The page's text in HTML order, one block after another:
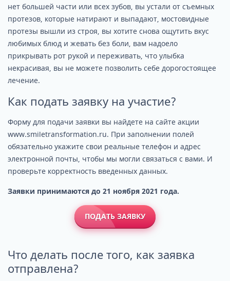
нет большей части или всех зубов, вы устали от съемных
протезов, которые натирают и выпадают, мостовидные
протезы вышли из строя, вы хотите снова ощутить вкус
любимых блюд и жевать без боли, вам надоело
прикрывать рот рукой и переживать, что улыбка
некрасивая, вы не можете позволить себе дорогостоящее
лечение.
Как подать заявку на участие?
Форму для подачи заявки вы найдете на сайте акции
www.smiletransformation.ru. При заполнении полей
обязательно укажите свои реальные телефон и адрес
электронной почты, чтобы мы могли связаться с вами. И
проверьте корректность введенных данных.
Заявки принимаются до 21 ноября 2021 года.
ПОДАТЬ ЗАЯВКУ
Что делать после того, как заявка
отправлена?